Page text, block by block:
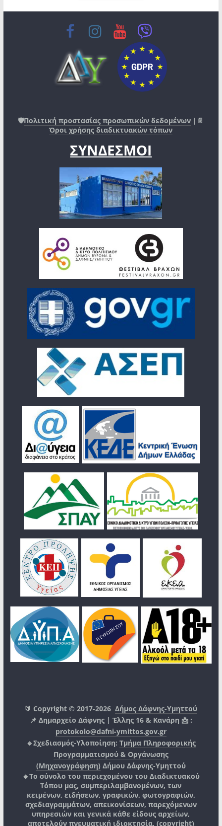
🛡️Πολιτική προστασίας προσωπικών δεδομένων |📄
Όροι χρήσης διαδικτυακών τόπων
ΣΥΝΔΕΣΜΟΙ
🔰 Copyright © 2017-2026Δήμος Δάφνης-Υμηττού
📌 Δημαρχείο Δάφνης | Έλλης 16 & Κανάρη 📩 :
protokolo@dafni-ymittos.gov.gr
🔹Σχεδιασμός-Υλοποίηση: Τμήμα Πληροφορικής
Προγραμματισμού & Οργάνωσης
(Μηχανογράφηση) Δήμου Δάφνης-Υμηττού
🔸Το σύνολο του περιεχομένου του Διαδικτυακού
Τόπου μας, συμπεριλαμβανομένων, των
κειμένων, ειδήσεων, γραφικών, φωτογραφιών,
σχεδιαγραμμάτων, απεικονίσεων, παρεχόμενων
υπηρεσιών και γενικά κάθε είδους αρχείων,
αποτελούν πνευματική ιδιοκτησία, (copyright)